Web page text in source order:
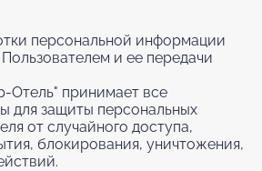
персональной информации
и ее передачи
Отель" принимает все
для защиты персональных
от случайного доступа,
блокирования, уничтожения,